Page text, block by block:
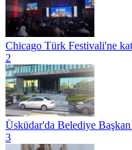
Chicago Türk Festivali'ne
2
Üsküdar'da Belediye
3